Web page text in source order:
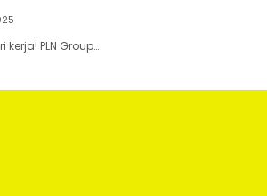
PLN Group…